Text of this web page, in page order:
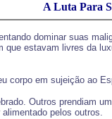
A Luta Para
dominar suas
estavam livres da
em sujeição ao
Outros prendiam
pelos outros.